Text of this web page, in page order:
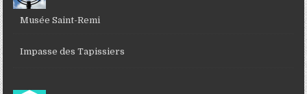
Musée Saint-Remi
Impasse des Tapissiers